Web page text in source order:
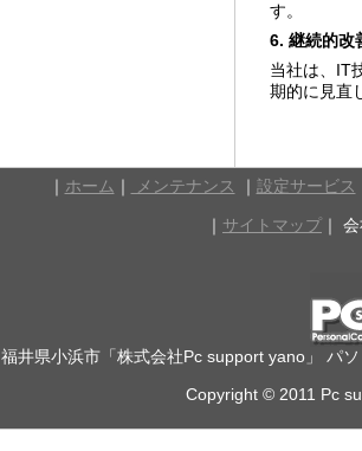
す。
6. 継続的改
当社は、IT
期的に見直
｜ ホーム ｜ メンテナンス ｜ 設定サービス
｜ サイトマップ ｜
福井県小浜市「株式会社Pc support yano」 パ
Copyright © 2011 Pc